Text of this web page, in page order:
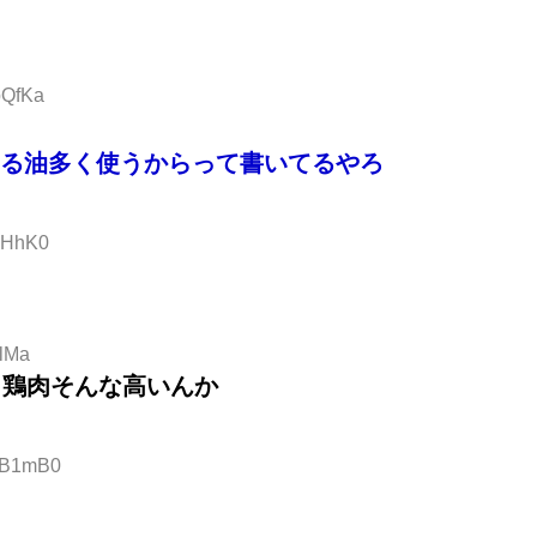
油多く使うからって書いてるやろ
肉そんな高いんか